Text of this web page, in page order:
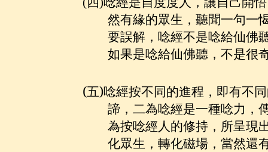
然有緣的眾生，聽聞一句一
要誤解，唸經不是唸給仙佛
如果是唸給仙佛聽，不是很
(五)唸經按不同的進程，即有不
諦，二為唸經是一種唸力，
為按唸經人的修持，所呈現
化眾生，轉化磁場，當然還